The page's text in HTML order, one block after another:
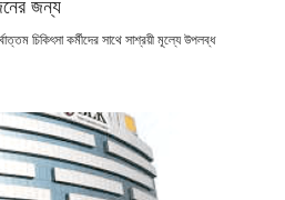
জন্য
চিকিৎসা কর্মীদের সাথে সাশ্রয়ী মূল্যে উপলব্ধ